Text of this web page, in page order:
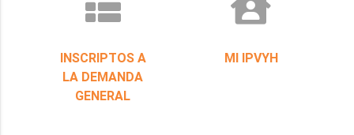
INSCRIPTOS A
LA DEMANDA
GENERAL
MI IPVYH